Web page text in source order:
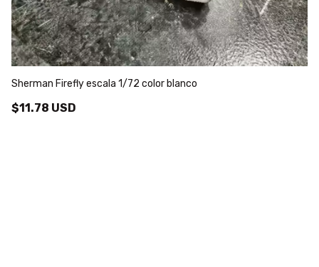
Sherman Firefly escala 1/72 color blanco
$11.78 USD